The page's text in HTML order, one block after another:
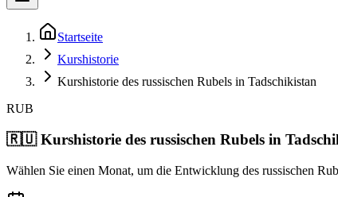
Startseite
Kurshistorie
Kurshistorie des russischen Rubels in Tadschikistan
RUB
🇷🇺 Kurshistorie des russischen Rubels in
Wählen Sie einen Monat, um die Entwicklung des russischen